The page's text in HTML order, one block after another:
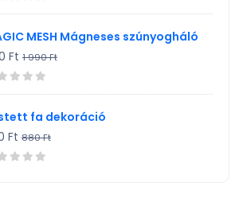
MESH Mágneses szúnyogháló
Ft 1 990 Ft
fa dekoráció
Ft 880 Ft